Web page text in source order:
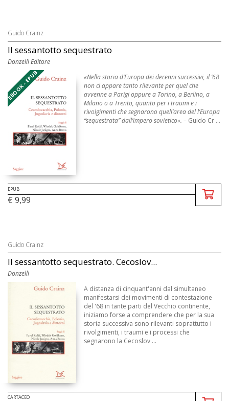
Guido Crainz
Il sessantotto sequestrato
Donzelli Editore
EBOOK - EPUB
«Nella storia d’Europa dei decenni successivi, il ’68
non ci appare tanto rilevante per quel che
avvenne a Parigi oppure a Torino, a Berlino, a
Milano o a Trento, quanto per i traumi e i
rivolgimenti che segnarono quell’area del l’Europa
“sequestrata” dall’impero sovietico». – Guido Cr ...
EPUB
€ 9,99
Guido Crainz
Il sessantotto sequestrato. Cecoslov...
Donzelli
A distanza di cinquant'anni dal simultaneo
manifestarsi dei movimenti di contestazione
del '68 in tante parti del Vecchio continente,
iniziamo forse a comprendere che per la sua
storia successiva sono rilevanti soprattutto i
rivolgimenti, i traumi e i processi che
segnarono la Cecoslov ...
CARTACEO